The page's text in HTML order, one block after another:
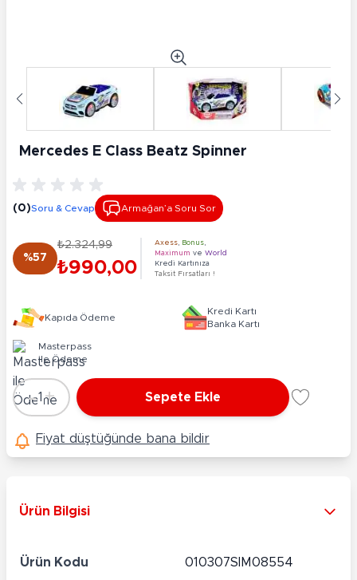
Mercedes E Class Beatz Spi̇nner
(0)Soru & Cevap Armağan’a Soru Sor
%57
₺2.324,99
₺990,00
Axess Bonus
Maximum ve World
Kredi Kartınıza
Taksit Fırsatları !
Kapıda Ödeme
Kredi Kartı
Banka Kartı
Masterpass
ile Ödeme
Adet
-1 + Sepete Ekle
Fiyat düştüğünde bana bildir
Ürün Bilgisi
Ürün Kodu 010307SIM08554